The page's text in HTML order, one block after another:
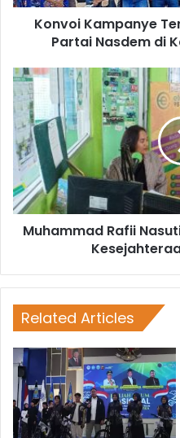
Konvoi Kampanye
Partai Nasdem di
Muhammad Rafii
Related Articles